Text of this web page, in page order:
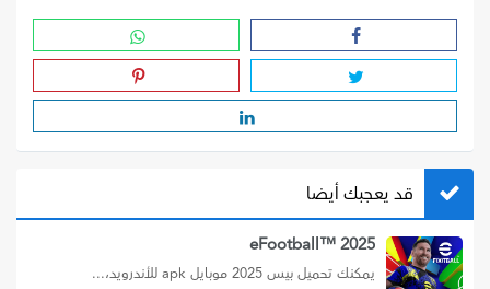
قد يعجبك أيضا
2025 ™eFootball
يمكنك تحميل بيس 2025 موبايل apk للأندرويد،...